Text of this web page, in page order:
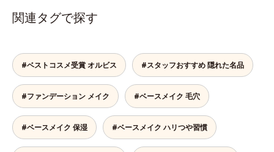
関連タグで探す
#ベストコスメ受賞 オルビス #スタッフおすすめ 隠れた名品
#ファンデーション メイク #ベースメイク 毛穴
#ベースメイク 保湿 #ベースメイク ハリつや習慣